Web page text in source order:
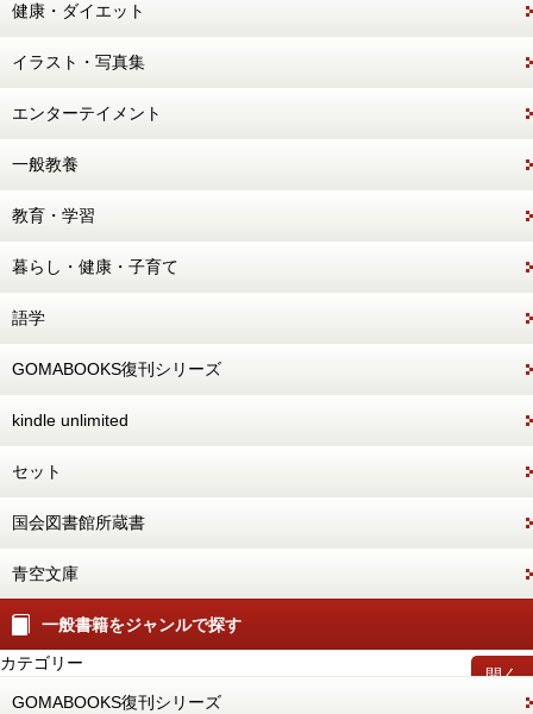
健康・ダイエット
イラスト・写真集
エンターテイメント
一般教養
教育・学習
暮らし・健康・子育て
語学
GOMABOOKS復刊シリーズ
kindle unlimited
セット
国会図書館所蔵書
青空文庫
一般書籍をジャンルで探す
開く
カテゴリー
GOMABOOKS復刊シリーズ